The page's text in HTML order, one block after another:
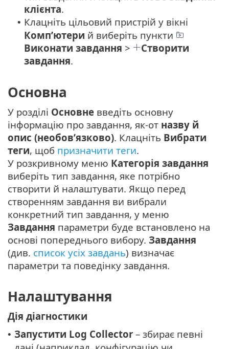
клієнта.
• Клацніть цільовий пристрій у вікні
Комп’ютери й виберіть пункти
Виконати завдання >
Створити
завдання.
Основна
У розділі Основне введіть основну
інформацію про завдання, як-от назву й
опис (необов’язково). Клацніть Вибрати
теги, щоб призначити теги.
У розкривному меню Категорія завдання
виберіть тип завдання, яке потрібно
створити й налаштувати. Якщо перед
створенням завдання ви вибрали
конкретний тип завдання, у меню
Завдання параметри буде встановлено на
основі попереднього вибору. Завдання
(див. список усіх завдань) визначає
параметри та поведінку завдання.
Налаштування
Дія діагностики
• Запустити Log Collector – збирає певні